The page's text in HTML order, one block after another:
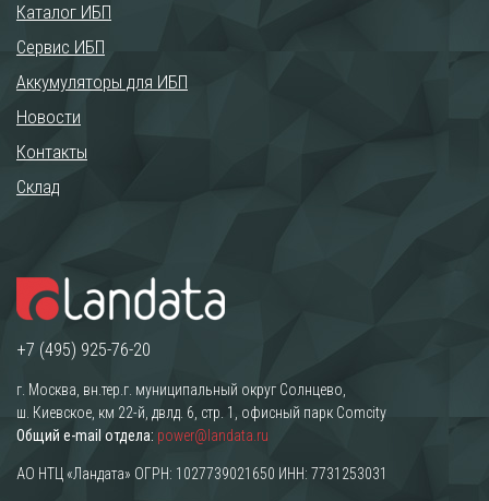
Каталог ИБП
Сервис ИБП
Аккумуляторы для ИБП
Новости
Контакты
Склад
+7 (495) 925-76-20
г. Москва, вн.тер.г. муниципальный округ Солнцево,
ш. Киевское, км 22-й, двлд. 6, стр. 1, офисный парк Comcity
Общий e-mail отдела: power@landata.ru
АО НТЦ «Ландата» ОГРН: 1027739021650 ИНН: 7731253031